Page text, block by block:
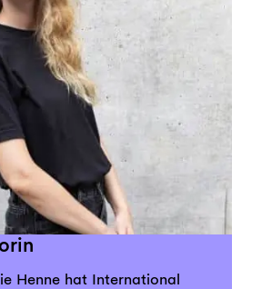
Henne hat International